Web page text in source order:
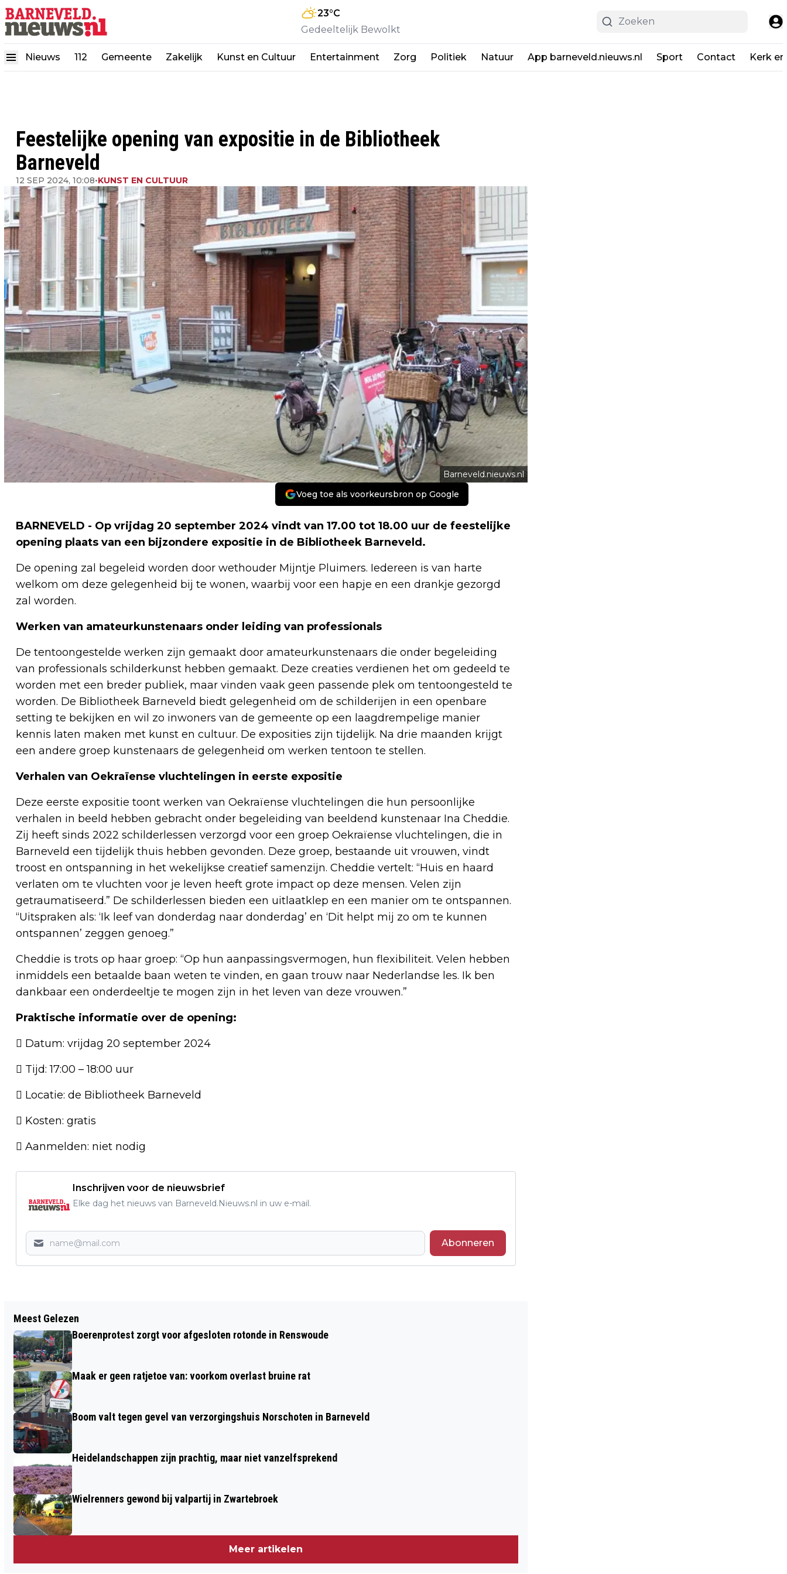
23°C
Gedeeltelijk Bewolkt
Nieuws 112 Gemeente Zakelijk Kunst en Cultuur Entertainment Zorg Politiek Natuur App barneveld.nieuws.nl Sport Contact Kerk
Feestelijke opening van expositie in de Bibliotheek
Barneveld
12 SEP 2024, 10:08•KUNST EN CULTUUR
Barneveld.nieuws.nl
Voeg toe als voorkeursbron op Google
BARNEVELD - Op vrijdag 20 september 2024 vindt van 17.00 tot 18.00 uur de feestelijke
opening plaats van een bijzondere expositie in de Bibliotheek Barneveld.
De opening zal begeleid worden door wethouder Mijntje Pluimers. Iedereen is van harte
welkom om deze gelegenheid bij te wonen, waarbij voor een hapje en een drankje gezorgd
zal worden.
Werken van amateurkunstenaars onder leiding van professionals
De tentoongestelde werken zijn gemaakt door amateurkunstenaars die onder begeleiding
van professionals schilderkunst hebben gemaakt. Deze creaties verdienen het om gedeeld te
worden met een breder publiek, maar vinden vaak geen passende plek om tentoongesteld te
worden. De Bibliotheek Barneveld biedt gelegenheid om de schilderijen in een openbare
setting te bekijken en wil zo inwoners van de gemeente op een laagdrempelige manier
kennis laten maken met kunst en cultuur. De exposities zijn tijdelijk. Na drie maanden krijgt
een andere groep kunstenaars de gelegenheid om werken tentoon te stellen.
Verhalen van Oekraïense vluchtelingen in eerste expositie
Deze eerste expositie toont werken van Oekraïense vluchtelingen die hun persoonlijke
verhalen in beeld hebben gebracht onder begeleiding van beeldend kunstenaar Ina Cheddie.
Zij heeft sinds 2022 schilderlessen verzorgd voor een groep Oekraïense vluchtelingen, die in
Barneveld een tijdelijk thuis hebben gevonden. Deze groep, bestaande uit vrouwen, vindt
troost en ontspanning in het wekelijkse creatief samenzijn. Cheddie vertelt: “Huis en haard
verlaten om te vluchten voor je leven heeft grote impact op deze mensen. Velen zijn
getraumatiseerd.” De schilderlessen bieden een uitlaatklep en een manier om te ontspannen.
“Uitspraken als: ‘Ik leef van donderdag naar donderdag’ en ‘Dit helpt mij zo om te kunnen
ontspannen’ zeggen genoeg.”
Cheddie is trots op haar groep: “Op hun aanpassingsvermogen, hun flexibiliteit. Velen hebben
inmiddels een betaalde baan weten te vinden, en gaan trouw naar Nederlandse les. Ik ben
dankbaar een onderdeeltje te mogen zijn in het leven van deze vrouwen.”
Praktische informatie over de opening:
 Datum: vrijdag 20 september 2024
 Tijd: 17:00 – 18:00 uur
 Locatie: de Bibliotheek Barneveld
 Kosten: gratis
 Aanmelden: niet nodig
Inschrijven voor de nieuwsbrief
Elke dag het nieuws van Barneveld.Nieuws.nl in uw e-mail.
Abonneren
DE SPINNENTIJD IS WEER
AANGEBROKEN
MAAR KUNNEN MINDER VAAK EEN
Meest Gelezen
Boerenprotest zorgt voor afgesloten rotonde in Renswoude
Maak er geen ratjetoe van: voorkom overlast bruine rat
Boom valt tegen gevel van verzorgingshuis Norschoten in Barneveld
Heidelandschappen zijn prachtig, maar niet vanzelfsprekend
Wielrenners gewond bij valpartij in Zwartebroek
Meer artikelen